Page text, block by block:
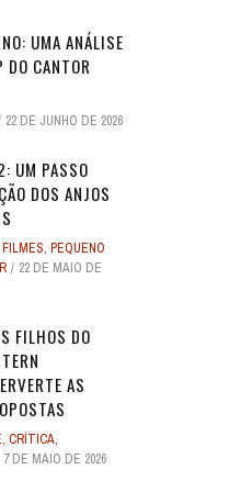
HORROR
...
3
HORROR
...
3
JUVENIL
32
UMA ANÁLISE
DO CANTOR
22 DE JUNHO DE 2026
UM PASSO
DOS ANJOS
FILMES, PEQUENO
22 DE MAIO DE
FILHOS DO
AS
, CRÍTICA,
7 DE MAIO DE 2026